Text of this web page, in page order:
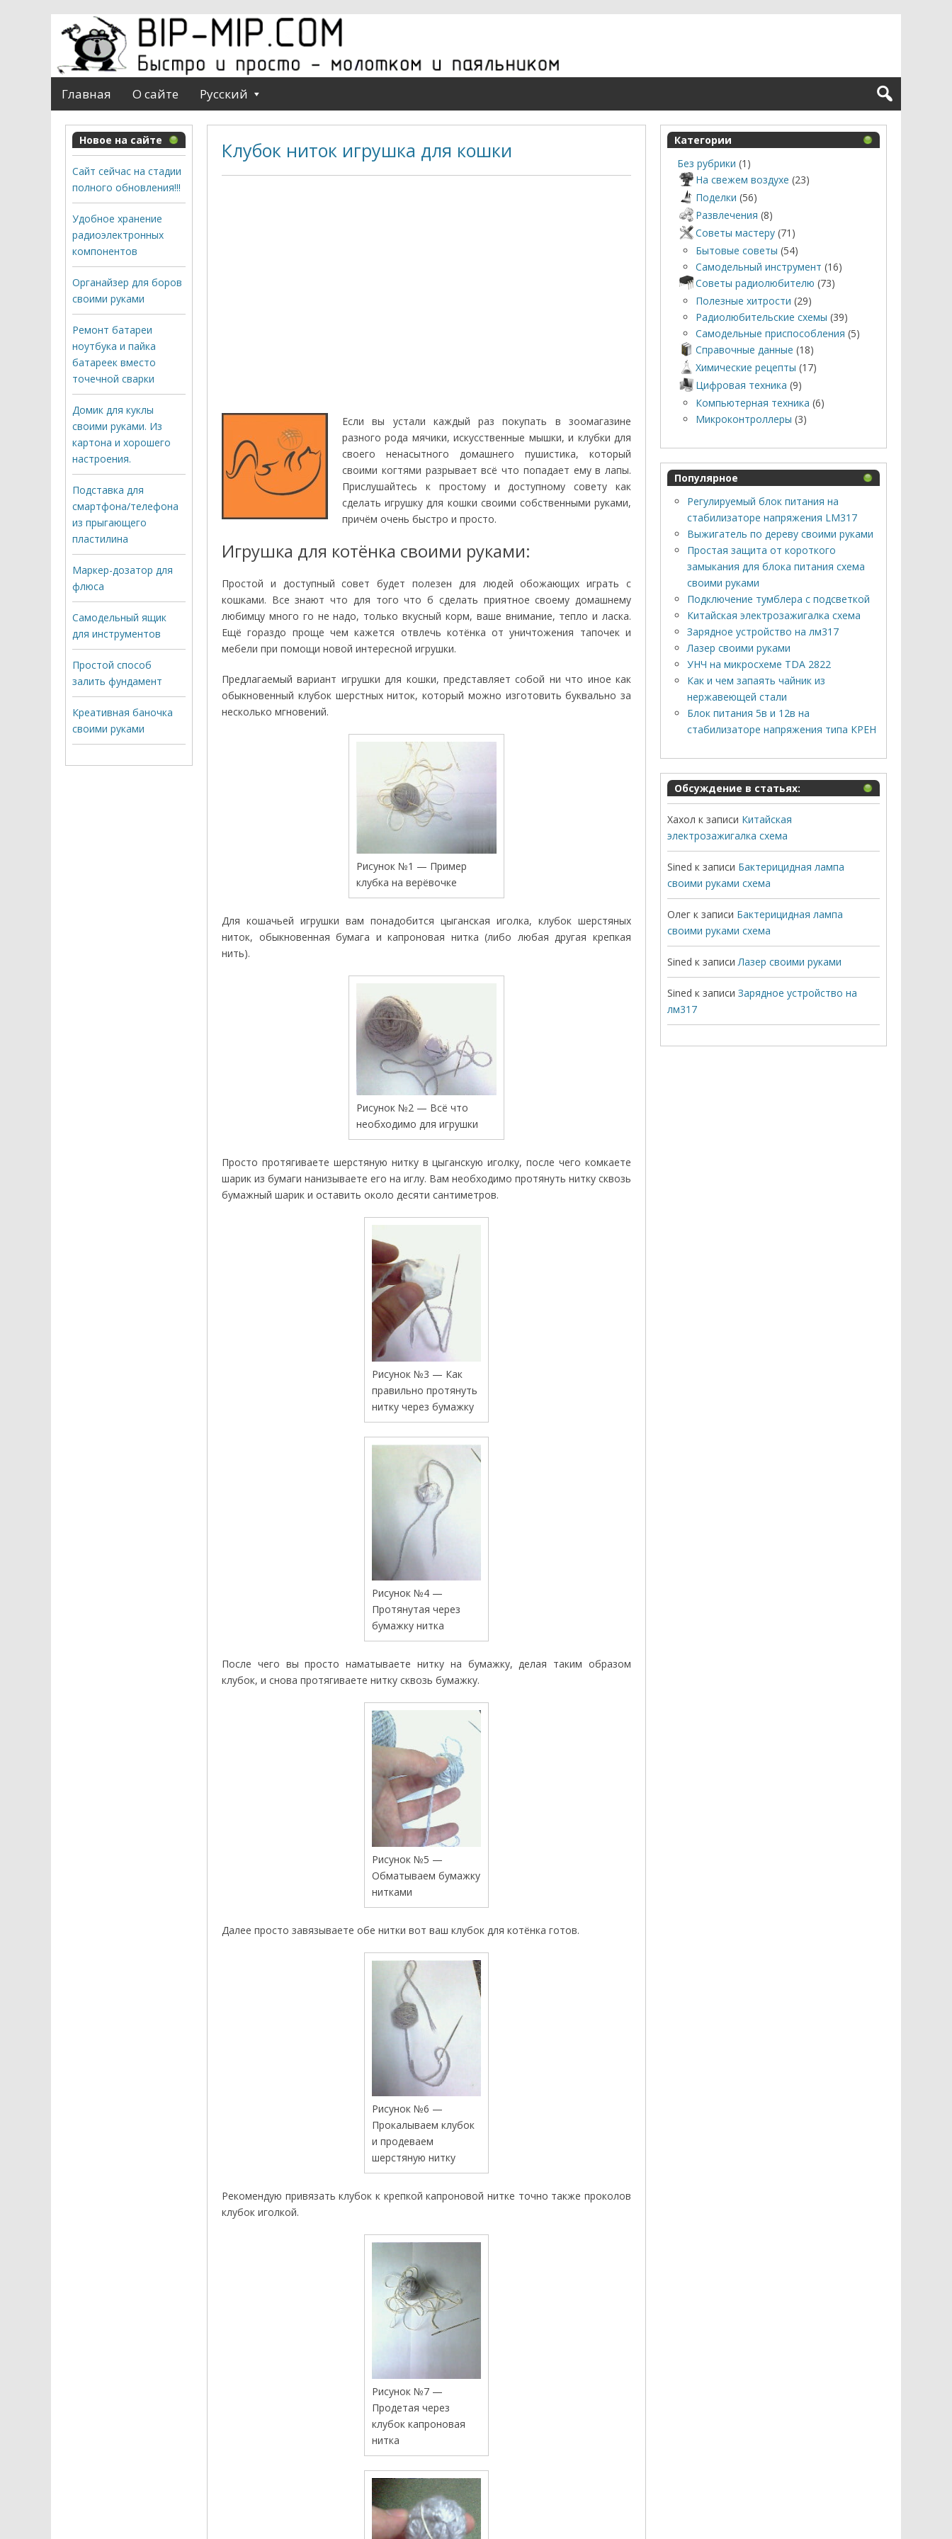
Главная О сайте Русский
Клубок ниток игрушка для кошки
Если вы устали каждый раз покупать в зоомагазине
разного рода мячики, искусственные мышки, и клубки для
своего ненасытного домашнего пушистика, который
своими когтями разрывает всё что попадает ему в лапы.
Прислушайтесь к простому и доступному совету как
сделать игрушку для кошки своими собственными руками,
причём очень быстро и просто.
Игрушка для котёнка своими руками:
Простой и доступный совет будет полезен для людей обожающих играть с
кошками. Все знают что для того что б сделать приятное своему домашнему
любимцу много го не надо, только вкусный корм, ваше внимание, тепло и ласка.
Ещё гораздо проще чем кажется отвлечь котёнка от уничтожения тапочек и
мебели при помощи новой интересной игрушки.
Предлагаемый вариант игрушки для кошки, представляет собой ни что иное как
обыкновенный клубок шерстных ниток, который можно изготовить буквально за
несколько мгновений.
Рисунок №1 — Пример
клубка на верёвочке
Для кошачьей игрушки вам понадобится цыганская иголка, клубок шерстяных
ниток, обыкновенная бумага и капроновая нитка (либо любая другая крепкая
нить).
Рисунок №2 — Всё что
необходимо для игрушки
Просто протягиваете шерстяную нитку в цыганскую иголку, после чего комкаете
шарик из бумаги нанизываете его на иглу. Вам необходимо протянуть нитку сквозь
бумажный шарик и оставить около десяти сантиметров.
Рисунок №3 — Как
правильно протянуть
нитку через бумажку
Рисунок №4 —
Протянутая через
бумажку нитка
После чего вы просто наматываете нитку на бумажку, делая таким образом
клубок, и снова протягиваете нитку сквозь бумажку.
Рисунок №5 —
Обматываем бумажку
нитками
Далее просто завязываете обе нитки вот ваш клубок для котёнка готов.
Рисунок №6 —
Прокалываем клубок
и продеваем
шерстяную нитку
Рекомендую привязать клубок к крепкой капроновой нитке точно также проколов
клубок иголкой.
Рисунок №7 —
Продетая через
клубок капроновая
нитка
Категории
Без рубрики (1)
На свежем воздухе (23)
Поделки (56)
Развлечения (8)
Советы мастеру (71)
Бытовые советы (54)
Самодельный инструмент (16)
Советы радиолюбителю (73)
Полезные хитрости (29)
Радиолюбительские схемы (39)
Самодельные приспособления (5)
Справочные данные (18)
Химические рецепты (17)
Цифровая техника (9)
Компьютерная техника (6)
Микроконтроллеры (3)
Популярное
Регулируемый блок питания на
стабилизаторе напряжения LM317
Выжигатель по дереву своими руками
Простая защита от короткого
замыкания для блока питания схема
своими руками
Подключение тумблера с подсветкой
Китайская электрозажигалка схема
Зарядное устройство на лм317
Лазер своими руками
УНЧ на микросхеме TDA 2822
Как и чем запаять чайник из
нержавеющей стали
Блок питания 5в и 12в на
стабилизаторе напряжения типа КРЕН
Обсуждение в статьях:
Хахол к записи Китайская
электрозажигалка схема
Sined к записи Бактерицидная лампа
своими руками схема
Олег к записи Бактерицидная лампа
своими руками схема
Sined к записи Лазер своими руками
Sined к записи Зарядное устройство на
лм317
Новое на сайте
Сайт сейчас на стадии
полного обновления!!!
Удобное хранение
радиоэлектронных
компонентов
Органайзер для боров
своими руками
Ремонт батареи
ноутбука и пайка
батареек вместо
точечной сварки
Домик для куклы
своими руками. Из
картона и хорошего
настроения.
Подставка для
смартфона/телефона
из прыгающего
пластилина
Маркер-дозатор для
флюса
Самодельный ящик
для инструментов
Простой способ
залить фундамент
Креативная баночка
своими руками